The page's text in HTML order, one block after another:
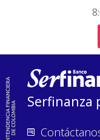
Serfinanza